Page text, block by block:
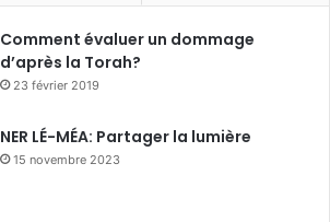
Comment évaluer un dommage
d’après la Torah?
23 février 2019
NER LÉ-MÉA: Partager la lumière
15 novembre 2023